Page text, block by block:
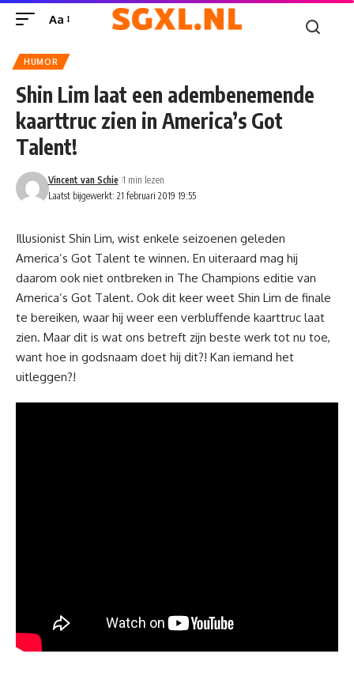
Aa
HUMOR
Shin Lim laat een adembenemende
kaarttruc zien in America’s Got
Talent!
Laatst bijgewerkt: 21 februari 2019 19:55
Vincent van Schie 1 min lezen
Illusionist Shin Lim, wist enkele seizoenen geleden
America’s Got Talent te winnen. En uiteraard mag hij
daarom ook niet ontbreken in The Champions editie van
America’s Got Talent. Ook dit keer weet Shin Lim de finale
te bereiken, waar hij weer een verbluffende kaarttruc laat
zien. Maar dit is wat ons betreft zijn beste werk tot nu toe,
want hoe in godsnaam doet hij dit?! Kan iemand het
uitleggen?!